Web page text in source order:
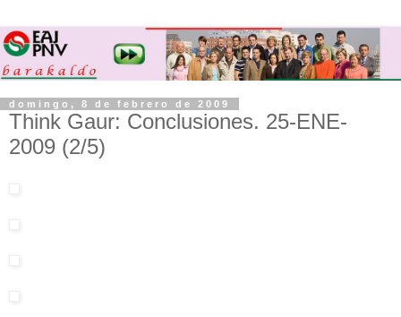
domingo, 8 de febrero de 2009
Think Gaur: Conclusiones. 25-ENE-
2009 (2/5)